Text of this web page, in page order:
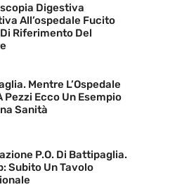
Digestiva
All’ospedale Fucito
Riferimento Del
Mentre L’Ospedale
Pezzi Ecco Un Esempio
Sanità
P.O. Di Battipaglia.
Subito Un Tavolo